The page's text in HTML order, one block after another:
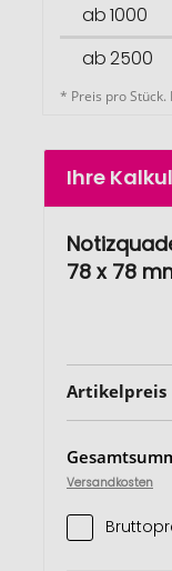
ab 1000
ab 2500
* Preis pro Stück.
Ihre
78 x 78
Artikelpreis
Versandkosten